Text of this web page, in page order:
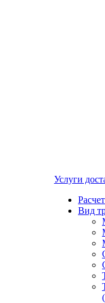
Услуги
Вид